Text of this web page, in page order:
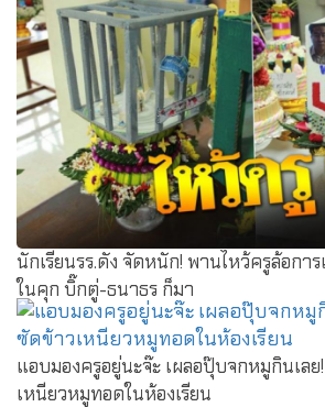
นักเรียนรร.ดัง จัดหนัก! พานไหว้ครูล้อการ
ในคุก บิ๊กตู่-ธนาธร ก็มา
แอบมองครูอยู่นะจ๊ะ เผลอปุ๊บจกหมูกินเล
เหนียวหมูทอดในห้องเรียน